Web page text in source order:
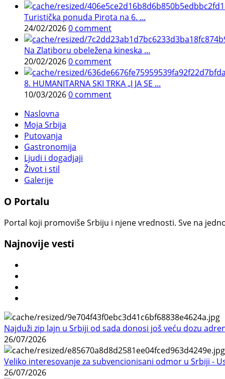
Turistička ponuda Pirota na 6. ...
24/02/20260 comment
Na Zlatiboru obeležena kineska ...
20/02/20260 comment
8. HUMANITARNA SKI TRKA „I JA SE ...
10/03/20260 comment
Naslovna
Moja Srbija
Putovanja
Gastronomija
Ljudi i dogadjaji
Život i stil
Galerije
O Portalu
Portal koji promoviše Srbiju i njene vrednosti. Sve na
Najnovije vesti
Najduži zip lajn u Srbiji od sada donosi još veću dozu
26/07/2026
Veliko interesovanje za subvencionisani odmor u Srbiji -
26/07/2026